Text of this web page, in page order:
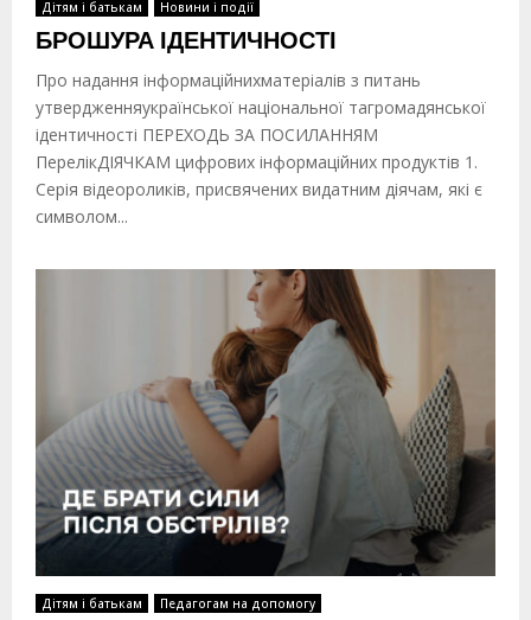
Дітям і батькам Новини і події
БРОШУРА ІДЕНТИЧНОСТІ
Про надання інформаційнихматеріалів з питань
утвердженняукраїнської національної тагромадянської
ідентичності ПЕРЕХОДЬ ЗА ПОСИЛАННЯМ
ПерелікДІЯЧКАМ цифрових інформаційних продуктів 1.
Серія відеороликів, присвячених видатним діячам, які є
символом...
Дітям і батькам Педагогам на допомогу